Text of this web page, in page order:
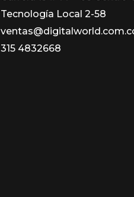
Tecnología Local 2-58
315 4832668